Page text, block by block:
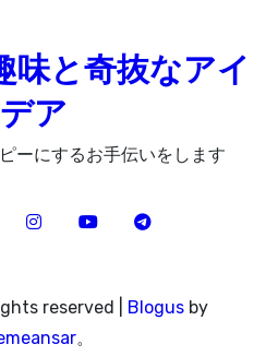
味と奇抜なアイ
デア
ーにするお手伝いをします
reserved Blogus by
。